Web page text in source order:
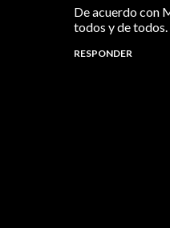
De acuerdo con
todos y de todos.
RESPONDER